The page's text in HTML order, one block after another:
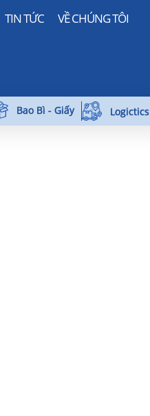
TIN TỨC VỀ CHÚNG TÔI
Bao Bì - Giấy Logictics